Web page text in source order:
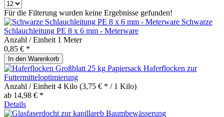
Für die Filterung wurden keine Ergebnisse gefunden!
Schwarze
Schlauchleitung PE 8 x 6 mm - Meterware
Anzahl / Einheit 1 Meter
0,85 € *
In den Warenkorb
Haferflocken zur
Futtermitteloptimierung
Anzahl / Einheit 4 Kilo (3,75 € * / 1 Kilo)
ab 14,98 € *
Details